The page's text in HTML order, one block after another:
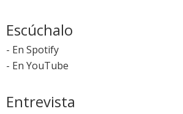
Escúchalo
- En Spotify
- En YouTube
Entrevista